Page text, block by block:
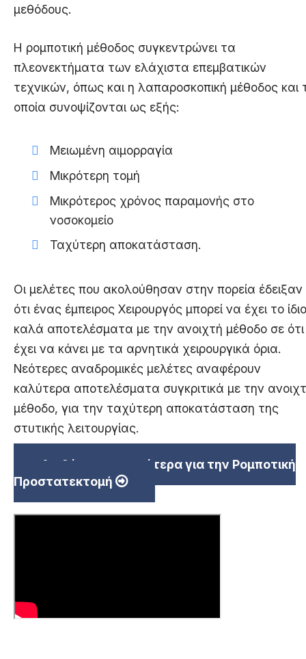
μεθόδους.
Η ρομποτική μέθοδος συγκεντρώνει τα
πλεονεκτήματα των ελάχιστα επεμβατικών
τεχνικών, όπως και η λαπαροσκοπική μέθοδος και
οποία συνοψίζονται ως εξής:
Μειωμένη αιμορραγία
Μικρότερη τομή
Μικρότερος χρόνος παραμονής στο
νοσοκομείο
Ταχύτερη αποκατάσταση.
Οι μελέτες που ακολούθησαν στην πορεία έδειξαν
ότι ένας έμπειρος Χειρουργός μπορεί να έχει το ίδιο
καλά αποτελέσματα με την ανοιχτή μέθοδο σε ότι
έχει να κάνει με τα αρνητικά χειρουργικά όρια.
Νεότερες αναδρομικές μελέτες αναφέρουν
καλύτερα αποτελέσματα συγκριτικά με την
μέθοδο, για την ταχύτερη αποκατάσταση της
στυτικής λειτουργίας.
Διαβάστε περισσότερα για την Ρομποτική
Προστατεκτομή